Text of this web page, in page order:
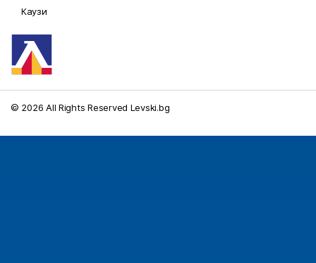
Каузи
© 2026 All Rights Reserved Levski.bg